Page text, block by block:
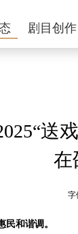
剧目创作
送
在
字
和谐调。